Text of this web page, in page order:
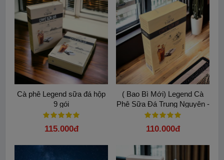
Cà phê Legend sữa đá hộp
9 gói
115.000đ
( Bao Bì Mới) Legend Cà
Phê Sữa Đá Trung Nguyên -
Hộp 9 gói
110.000đ